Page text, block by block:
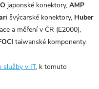
japonské konektory, AMP
švýcarské konektory, Huber
a měření v ČR (E2000),
taiwanské komponenty.
služby v IT, k tomuto